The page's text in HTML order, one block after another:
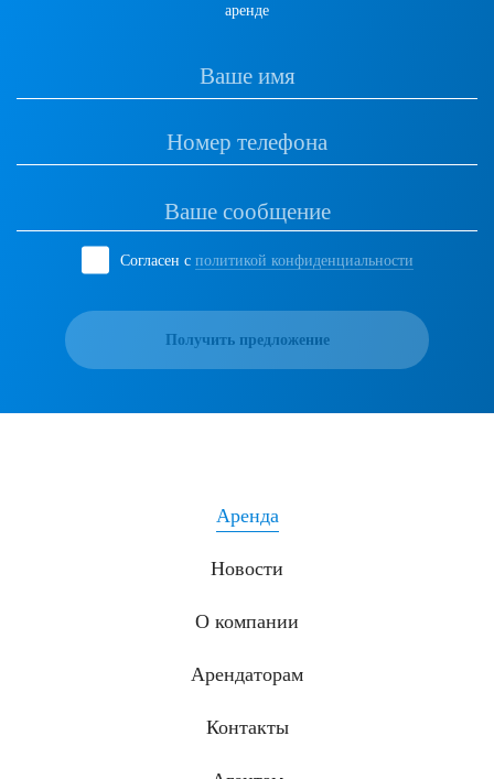
аренде
Согласен с политикой конфиденциальности
Получить предложение
Аренда
Новости
О компании
Арендаторам
Контакты